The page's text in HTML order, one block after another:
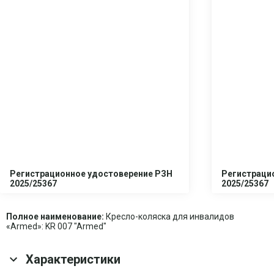
Регистрационное удостоверение РЗН
2025/25367
2025/25367
Полное наименование: Кресло-коляска для инвалидов
«Armed»: KR 007 "Armed"
Характеристики